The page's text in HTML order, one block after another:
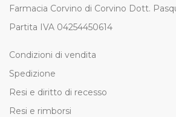
Farmacia Corvino di Corvino Dott.
Partita IVA 04254450614
Condizioni di vendita
Spedizione
Resi e diritto di recesso
Resi e rimborsi